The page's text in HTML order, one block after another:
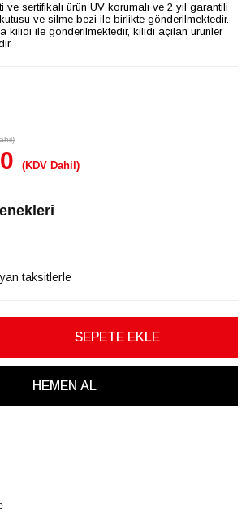
sertifikalı ürün UV korumalı ve 2 yıl garantili
ve silme bezi ile birlikte gönderilmektedir.
kilidi ile gönderilmektedir, kilidi açılan ürünler
(KDV Dahil)
taksitlerle